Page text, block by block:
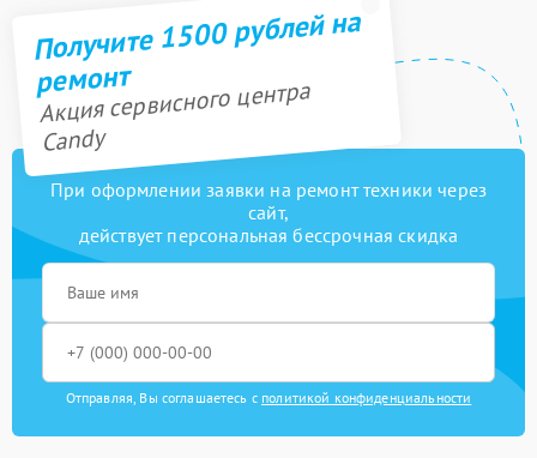
Получите 1500 рублей на
ремонт
Акция сервисного центра
Candy
При оформлении заявки на ремонт техники через
сайт,
действует персональная бессрочная скидка
Отправляя, Вы соглашаетесь с политикой конфиденциальности